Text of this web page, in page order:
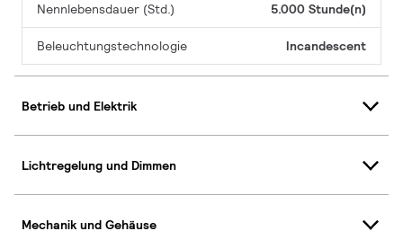
Nennlebensdauer (Std.) 5.000 Stunde(n)
Beleuchtungstechnologie Incandescent
Betrieb und Elektrik
Lichtregelung und Dimmen
Mechanik und Gehäuse